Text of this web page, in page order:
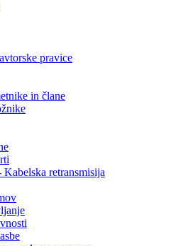
pravice
in člane
retransmisija